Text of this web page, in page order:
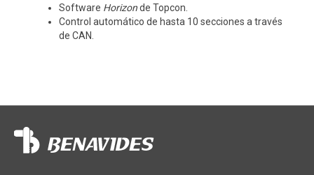
Software Horizonde Topcon.
Control automático de hasta 10 secciones a través
de CAN.